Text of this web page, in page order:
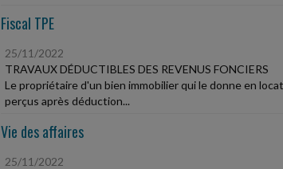
Fiscal TPE
25/11/2022
TRAVAUX DÉDUCTIBLES DES REVENUS FONCIERS
Le propriétaire d'un bien immobilier qui le donne en
perçus après déduction...
Vie des affaires
25/11/2022